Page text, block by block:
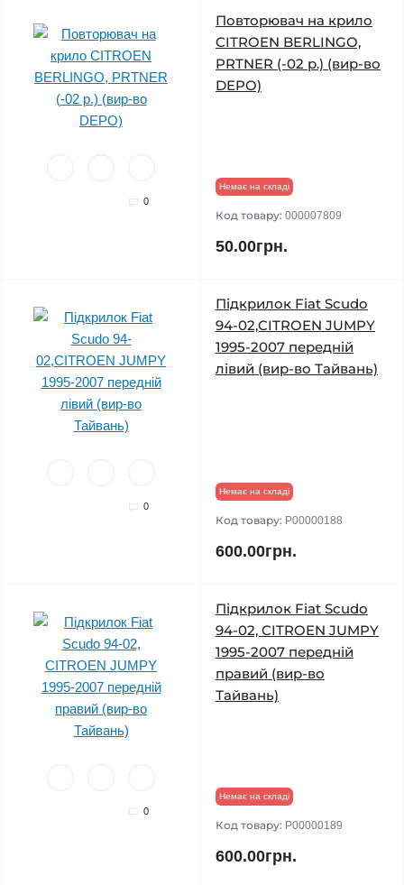
0
Повторювач на крило
CITROEN BERLINGO,
PRTNER (-02 р.) (вир-во
DEPO)
Немає на складі
Код товару: 000007809
50.00грн.
0
Підкрилок Fiat Scudo
94-02,CITROEN JUMPY
1995-2007 передній
лівий (вир-во Тайвань)
Немає на складі
Код товару: P00000188
600.00грн.
0
Підкрилок Fiat Scudo
94-02, CITROEN JUMPY
1995-2007 передній
правий (вир-во
Тайвань)
Немає на складі
Код товару: P00000189
600.00грн.